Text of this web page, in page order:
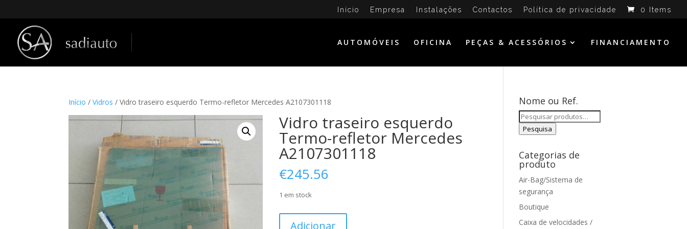
Início Empresa Instalações Contactos Política de privacidade 0 Items
AUTOMÓVEIS OFICINA PEÇAS & ACESSÓRIOS FINANCIAMENTO
Início /Vidros / Vidro traseiro esquerdo Termo-refletor Mercedes A2107301118
Vidro traseiro esquerdo
Termo-refletor Mercedes
A2107301118
€245.56
1 em stock
Adicionar
Nome ou Ref.
Pesquisar
por:
Pesquisa
Categorias de
produto
Air-Bag/Sistema de
segurança
Boutique
Caixa de velocidades /